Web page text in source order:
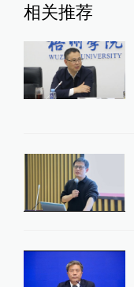
相关推荐